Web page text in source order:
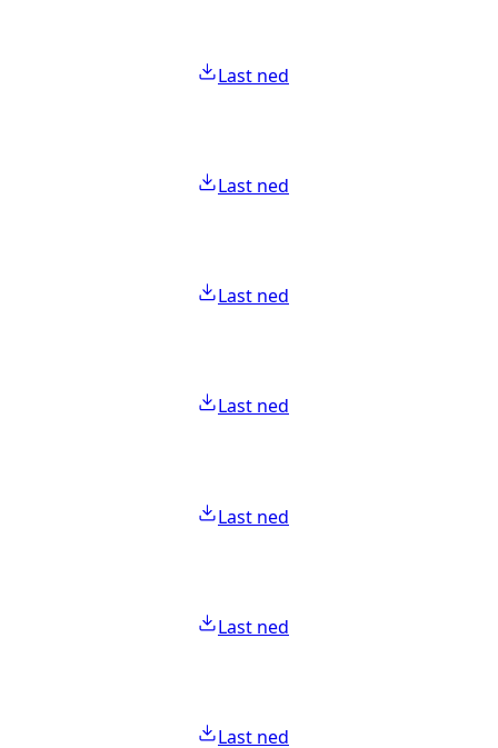
Last ned
Last ned
Last ned
Last ned
Last ned
Last ned
Last ned